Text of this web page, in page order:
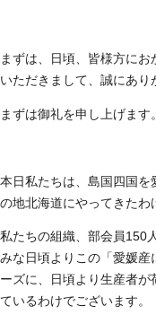
まずは、日頃、皆様方に
いただきまして、誠にあり
まずは御礼を申し上げます。
本日私たちは、島国四国
の地北海道にやってきたわ
私たちの組織、部会員150
みな日頃よりこの「愛媛産
ーズに、日頃より生産者が
ているわけでございます。